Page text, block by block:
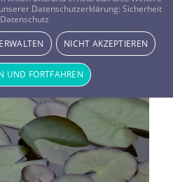
Datenschutzerklärung: Sicherheit
NICHT AKZEPTIEREN
UND FORTFAHREN